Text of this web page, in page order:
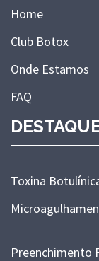
Home
Club Botox
Onde Estamos
FAQ
Toxina
Preenchimento